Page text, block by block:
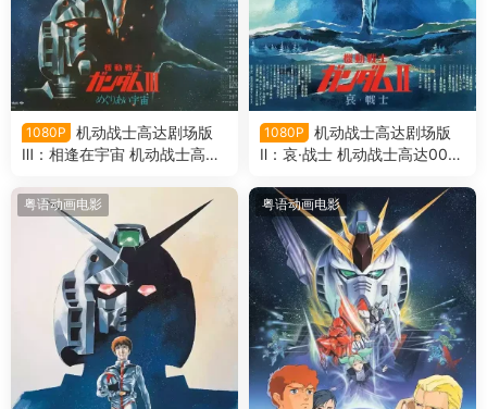
1080P
机动战士高达剧场版
Ⅲ：相逢在宇宙 机动战士高达
1080P
机动战士高达剧场版
Ⅱ：哀·战士 机动战士高达007
粤语动画电影 粤语动画电影